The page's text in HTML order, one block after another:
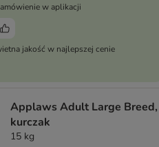
w aplikacji
jakość w najlepszej cenie
Applaws Adult Large Breed,
kurczak
15 kg